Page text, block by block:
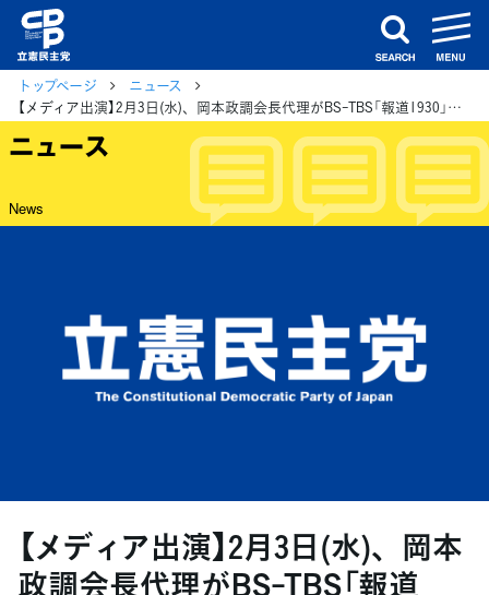
search
トップページ
ニュース
【メディア出演】2月3日(水)、岡本政調会長代理がBS-TBS「報道1930」に生出演
ニュース
News
【メディア出演】2月3日(水)、岡本
政調会長代理がBS-TBS「報道